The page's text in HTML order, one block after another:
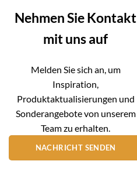
Nehmen Sie Kontakt
mit uns auf
Melden Sie sich an, um
Inspiration,
Produktaktualisierungen und
Sonderangebote von unserem
Team zu erhalten.
NACHRICHT SENDEN